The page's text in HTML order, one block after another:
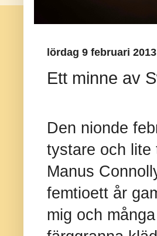
lördag 9 februari 2013
Ett minne av
Den nionde
tystare och lite
Manus
femtioett år
mig och